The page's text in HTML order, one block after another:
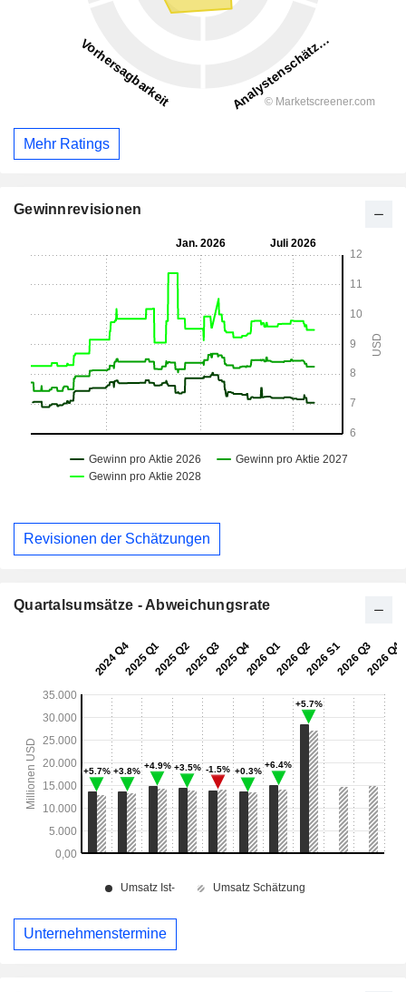
Mehr Ratings
Gewinnrevisionen
Revisionen der Schätzungen
Quartalsumsätze - Abweichungsrate
Unternehmenstermine